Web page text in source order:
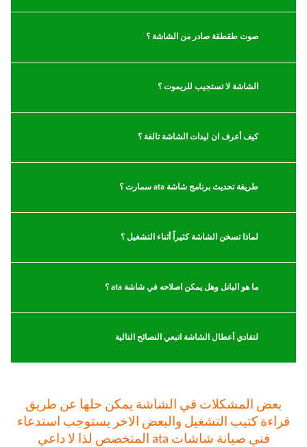
صوت طقطقة صادر من الشاشة ؟
الشاشة لا تستجيب للريموت ؟
كيف أعرف ان ليدات الشاشة تالفة ؟
طريقة تحديث برنامج شاشة ata سمارت ؟
لماذا تسخن الشاشة كثيراً أثناء التشغيل ؟
ما هو البانل وهل يمكن اصلاحه في شاشة ata ؟
لتفادي أعطال الشاشة اتبعي النصائح التالية
بعض المشكلات في الشاشة يمكن حلها عن طريق
قراءة كتيب التشغيل والبعض الاخر يستوجب استدعاء
فني صيانة شاشات ata المتخصص لذا لا داعي